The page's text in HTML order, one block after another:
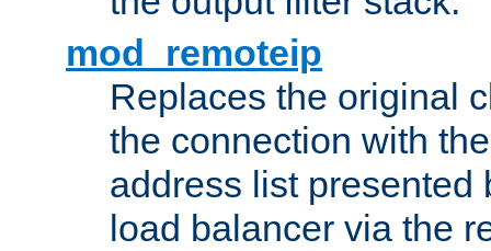
mod_remoteip
Replaces the original
the connection with
address list presented
load balancer via the